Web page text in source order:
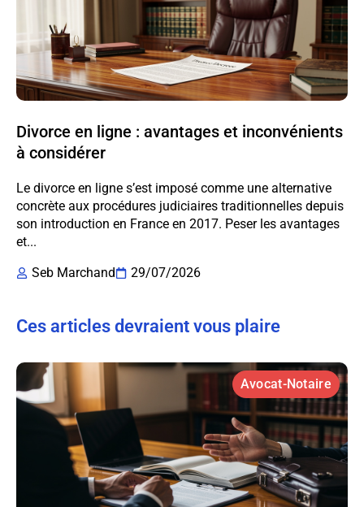
Divorce en ligne : avantages et inconvénients
à considérer
Le divorce en ligne s’est imposé comme une alternative
concrète aux procédures judiciaires traditionnelles depuis
son introduction en France en 2017. Peser les avantages
et...
Seb Marchand
29/07/2026
Ces articles devraient vous plaire
Avocat-Notaire